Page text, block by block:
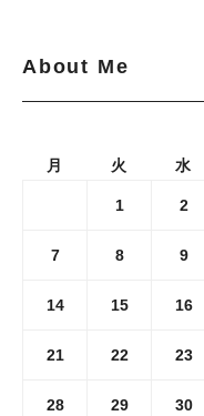
About Me
月
火 水
1 2
7 8 9
14 15 16
21 22 23
28 29 30